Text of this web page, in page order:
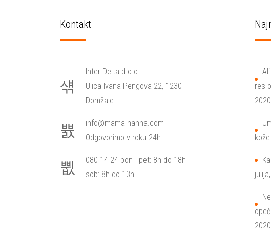
Kontakt
Inter Delta d.o.o.
Ulica Ivana Pengova 22, 1230
Domžale
info@mama-hanna.com
Odgovorimo v roku 24h
080 14 24 pon - pet: 8h do 18h
sob: 8h do 13h
res
2020
kože
2020